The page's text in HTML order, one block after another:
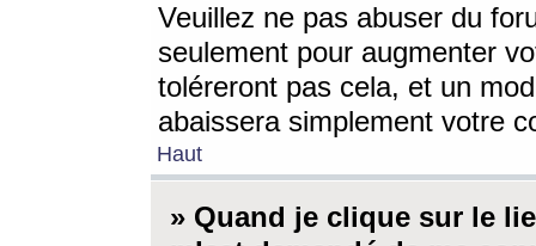
Veuillez ne pas abuser du
seulement pour augmenter
toléreront pas cela, et un
abaissera simplement votre
Haut
» Quand je clique sur le